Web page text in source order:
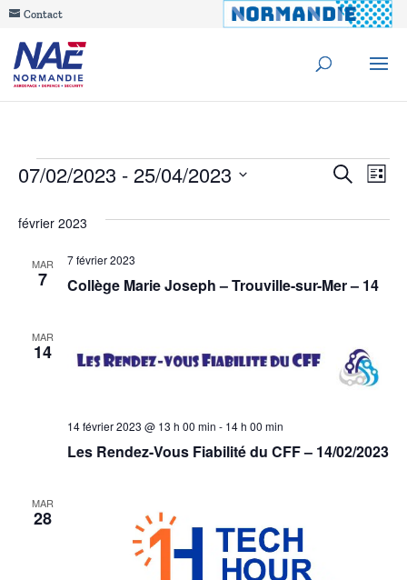
Contact
Évènements
et
de
Recherche
Liste
07/02/2023 - 25/04/2023
une
février 2023
MAR
7 Collège Marie Joseph – Trouville-sur-Mer – 14
7 février 2023
MAR
14
Les Rendez-Vous Fiabilité du CFF – 14/02/2023
14 février 2023 @ 13 h 00 min - 14 h 00 min
MAR
28